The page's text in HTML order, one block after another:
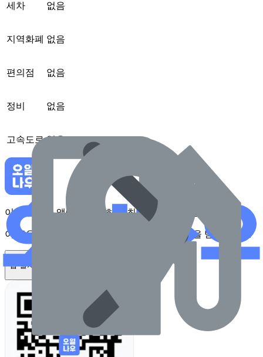
세차 없음
지역화폐 없음
편의점 없음
정비 없음
고속도로 없음
이 주유소를 앱에서 확인하고 최대 1만원 혜택을 받아보세요
이 주유소를 앱에서 확인하고 최대 1만원 혜택을 받아보세요
앱 설치하기